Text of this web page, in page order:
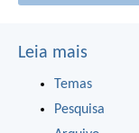
Leia mais
Temas
Pesquisa